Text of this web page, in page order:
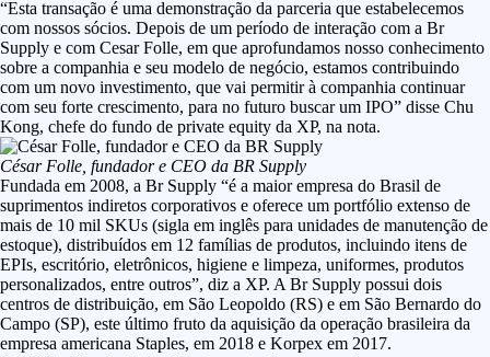
“Esta transação é uma demonstração da parceria que estabelecemos
com nossos sócios. Depois de um período de interação com a Br
Supply e com Cesar Folle, em que aprofundamos nosso conhecimento
sobre a companhia e seu modelo de negócio, estamos contribuindo
com um novo investimento, que vai permitir à companhia continuar
com seu forte crescimento, para no futuro buscar um IPO” disse Chu
Kong, chefe do fundo de private equity da XP, na nota.
César Folle, fundador e CEO da BR Supply
Fundada em 2008, a Br Supply “é a maior empresa do Brasil de
suprimentos indiretos corporativos e oferece um portfólio extenso de
mais de 10 mil SKUs (sigla em inglês para unidades de manutenção de
estoque), distribuídos em 12 famílias de produtos, incluindo itens de
EPIs, escritório, eletrônicos, higiene e limpeza, uniformes, produtos
personalizados, entre outros”, diz a XP. A Br Supply possui dois
centros de distribuição, em São Leopoldo (RS) e em São Bernardo do
Campo (SP), este último fruto da aquisição da operação brasileira da
empresa americana Staples, em 2018 e Korpex em 2017.